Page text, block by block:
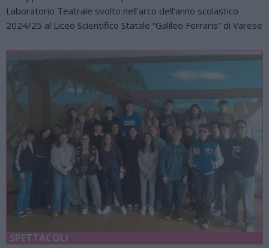
Laboratorio Teatrale svolto nell’arco dell’anno scolastico
2024/25 al Liceo Scientifico Statale “Galileo Ferraris” di Varese
SPETTACOLI